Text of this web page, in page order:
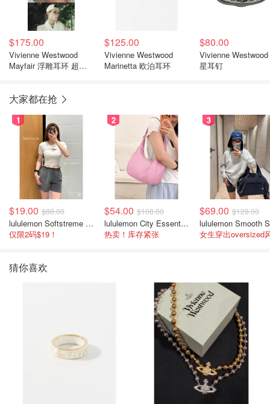
$175.00
Vivienne Westwood
Mayfair 浮雕耳环 超火
$125.00
Vivienne Westwood
Marinetta 欧泊耳环
$80.00
Vivienne
星耳钉
大家都在抢
1
$19.00 $88.00
lululemon Softstreme 女士高腰短裤 10cm
仅限2码$19！
2
$54.00 $108.00
lululemon City Essentials 肩背包 4L
热卖！库存紧张
3
$69.00 $128.00
女生穿出oversized
猜你喜欢